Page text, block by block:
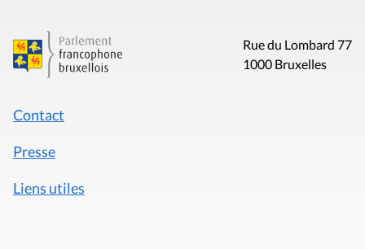
Rue du Lombard 77
1000 Bruxelles
Contact
Presse
Liens utiles